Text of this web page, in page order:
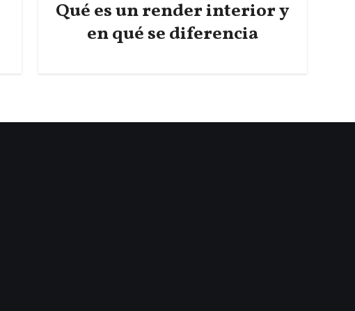
Qué es un render interior y
en qué se diferencia